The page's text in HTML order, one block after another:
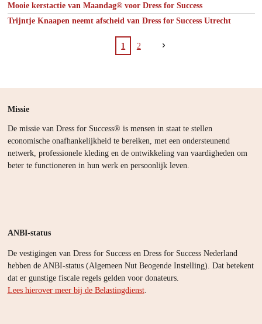
Mooie kerstactie van Maandag® voor Dress for Success
Trijntje Knaapen neemt afscheid van Dress for Success Utrecht
1 2
Missie
De missie van Dress for Success® is mensen in staat te stellen
economische onafhankelijkheid te bereiken, met een ondersteunend
netwerk, professionele kleding en de ontwikkeling van vaardigheden om
beter te functioneren in hun werk en persoonlijk leven.
ANBI-status
De vestigingen van Dress for Success en Dress for Success Nederland
hebben de ANBI-status (Algemeen Nut Beogende Instelling). Dat betekent
dat er gunstige fiscale regels gelden voor donateurs.
Lees hierover meer bij de Belastingdienst.